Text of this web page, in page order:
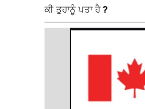
ਕੀ ਤੁਹਾਨੂੰ ਪਤਾ ਹੈ ?